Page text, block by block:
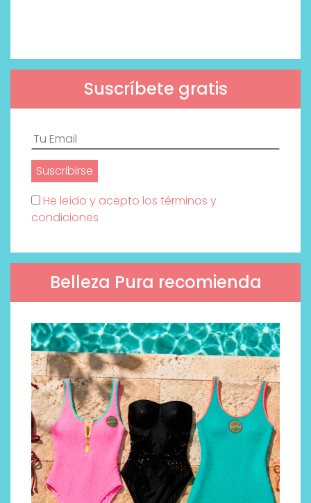
Suscríbete gratis
He leído y acepto los términos y
condiciones
Belleza Pura recomienda